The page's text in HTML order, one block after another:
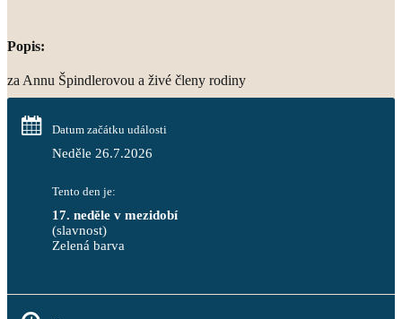
Popis:
za Annu Špindlerovou a živé členy rodiny
Datum začátku události
Neděle 26.7.2026
Tento den je:
17. neděle v mezidobí
(slavnost)
Zelená barva